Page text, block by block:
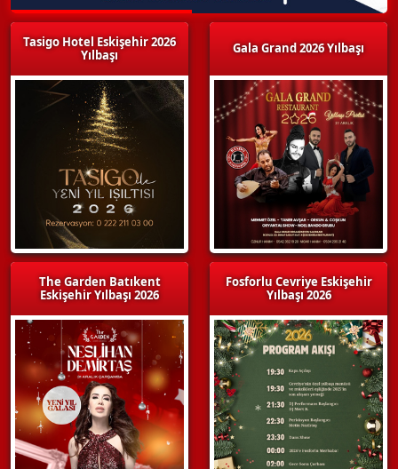
Tasigo Hotel Eskişehir 2026
Yılbaşı
The Garden Batıkent
Eskişehir Yılbaşı 2026
Gala Grand 2026 Yılbaşı
Fosforlu Cevriye Eskişehir
Yılbaşı 2026